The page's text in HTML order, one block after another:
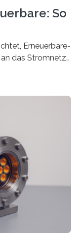
So
Erneuerbare-
das Stromnetz
hinkt
in einem
– inklusive der
Der
Anlagen
Energiewende.
kein Strom
Energien-